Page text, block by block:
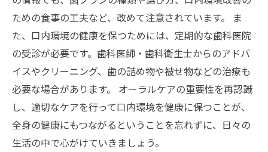
ための食事の工夫など、改めて注意されています。 ま
た、口内環境の健康を保つためには、定期的な歯科医院
の受診が必要です。歯科医師・歯科衛生士からのアドバ
イスやクリーニング、歯の詰め物や被せ物などの治療も
必要な場合があります。 オーラルケアの重要性を再認識
し、適切なケアを行って口内環境を健康に保つことが、
全身の健康にもつながるということを忘れずに、日々の
生活の中で心がけていきましょう。